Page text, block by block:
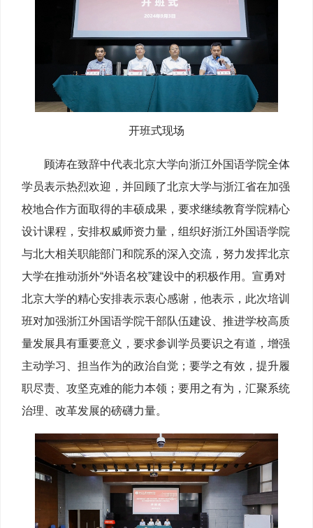
开班式现场
顾涛在致辞中代表北京大学向浙江外国语学院全体
学员表示热烈欢迎，并回顾了北京大学与浙江省在加强
校地合作方面取得的丰硕成果，要求继续教育学院精心
设计课程，安排权威师资力量，组织好浙江外国语学院
与北大相关职能部门和院系的深入交流，努力发挥北京
大学在推动浙外“外语名校”建设中的积极作用。宣勇对
北京大学的精心安排表示衷心感谢，他表示，此次培训
班对加强浙江外国语学院干部队伍建设、推进学校高质
量发展具有重要意义，要求参训学员要识之有道，增强
主动学习、担当作为的政治自觉；要学之有效，提升履
职尽责、攻坚克难的能力本领；要用之有为，汇聚系统
治理、改革发展的磅礴力量。